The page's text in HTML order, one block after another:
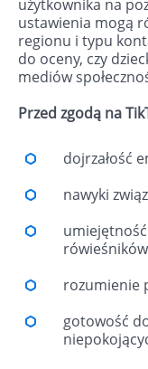
użytkownika na
ustawienia mogą
regionu i typu
do oceny, czy
mediów
Przed zgodą na
dojrzałość
nawyki
rozumienie
gotowość